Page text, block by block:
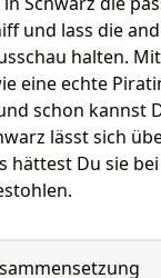
und lass die
halten.
eine echte
schon kannst
lässt sich
hättest Du sie